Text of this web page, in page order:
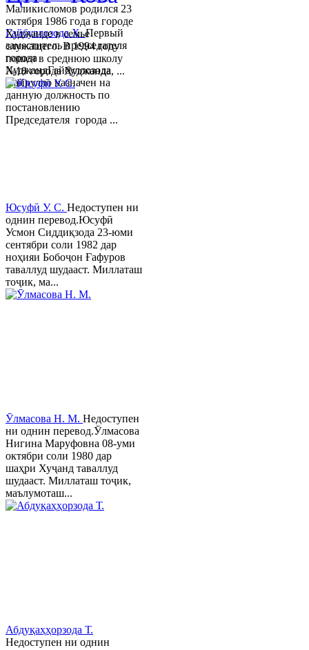
Гайбуллозода Х.Первый
заместитель председателя
города
ХуджандГайбуллозода
Хайрулло назначен на
данную должность по
постановлению
Председателя города ...
Маликисломов родился 23
октября 1986 года в городе
Худжанде в семье
служащего. В 1994 году
пошел в среднюю школу
№18 города Худжанда, ...
Юсуфӣ У. C. Недоступен ни
однин перевод.Юсуфӣ
Усмон Сиддиқзода 23-юми
сентябри соли 1982 дар
ноҳияи Бобоҷон Ғафуров
таваллуд шудааст. Миллаташ
тоҷик, ма...
Ӯлмасова Н. М. Недоступен
ни однин перевод.Ӯлмасова
Нигина Маруфовна 08-уми
октябри соли 1980 дар
шаҳри Хуҷанд таваллуд
шудааст. Миллаташ тоҷик,
маълумоташ...
Абдуқаҳҳорзода Т.
Недоступен ни однин